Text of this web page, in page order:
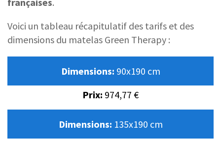
Voici un tableau récapitulatif des tarifs et des
dimensions du matelas Green Therapy :
Dimensions: 90x190 cm
Prix: 974,77 €
Dimensions: 135x190 cm